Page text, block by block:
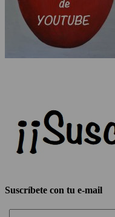
Suscríbete con tu e-mail